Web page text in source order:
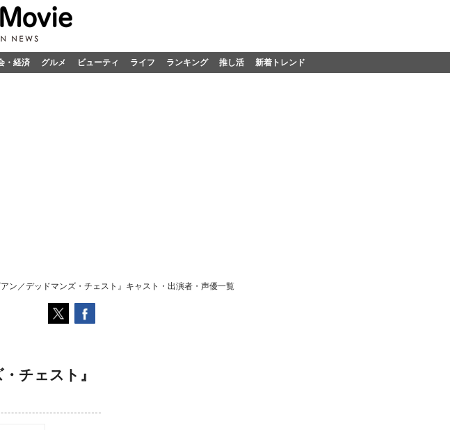
・経済 グルメ ビューティ ライフ ランキング 推し活 新着トレンド
ン／デッドマンズ・チェスト』キャスト・出演者・声優一覧
チェスト』